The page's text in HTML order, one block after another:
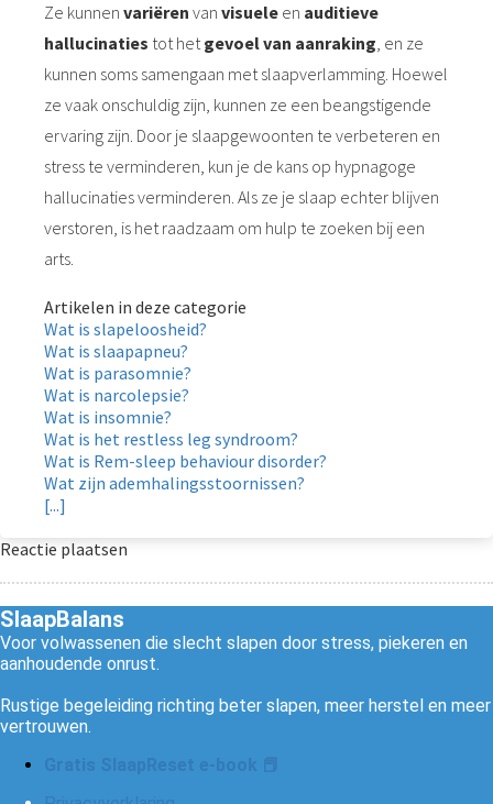
Ze kunnen variëren van visuele en auditieve
hallucinaties tot hetgevoel van aanraking, en ze
kunnen soms samengaan met slaapverlamming. Hoewel
ze vaak onschuldig zijn, kunnen ze een beangstigende
ervaring zijn. Door je slaapgewoonten te verbeteren en
stress te verminderen, kun je de kans op hypnagoge
hallucinaties verminderen. Als ze je slaap echter blijven
verstoren, is het raadzaam om hulp te zoeken bij een
arts.
Artikelen in deze categorie
Wat is slapeloosheid?
Wat is slaapapneu?
Wat is parasomnie?
Wat is narcolepsie?
Wat is insomnie?
Wat is het restless leg syndroom?
Wat is Rem-sleep behaviour disorder?
Wat zijn ademhalingsstoornissen?
[...]
Reactie plaatsen
SlaapBalans
Voor volwassenen die slecht slapen door stress, piekeren en
aanhoudende onrust.
Rustige begeleiding richting beter slapen, meer herstel en meer
vertrouwen.